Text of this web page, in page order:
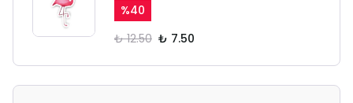
%40
₺ 12.50 ₺ 7.50